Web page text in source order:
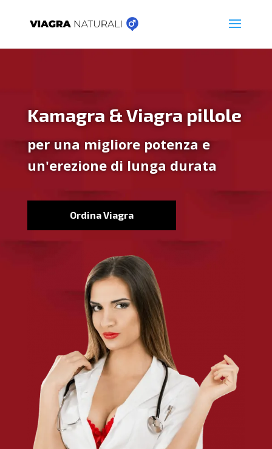
Kamagra & Viagra pillole
per una migliore potenza e
un'erezione di lunga durata
Ordina Viagra